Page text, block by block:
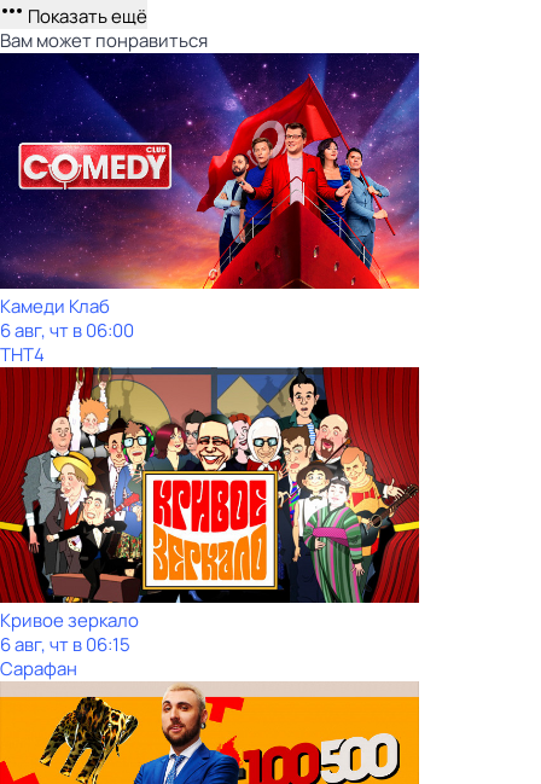
Показать ещё
Вам может понравиться
Камеди Клаб
6 авг, чт в 06:00
ТНТ4
Кривое зеркало
6 авг, чт в 06:15
Сарафан